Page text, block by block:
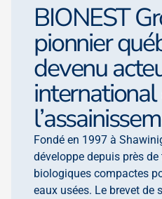
BIONEST
pionnier
devenu
Fondé en 1997 à
développe depuis près
biologiques compactes
eaux usées. Le brevet de